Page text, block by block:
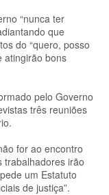
“nunca ter
que
do “quero, posso
atingirão bons
pelo Governo
três reuniões
for ao encontro
trabalhadores irão
um Estatuto
de justiça”.